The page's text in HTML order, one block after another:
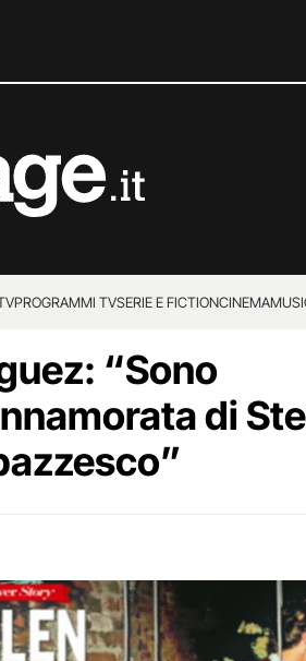
PROGRAMMI TVSERIE E FICTIONCINEMA
“Sono
di